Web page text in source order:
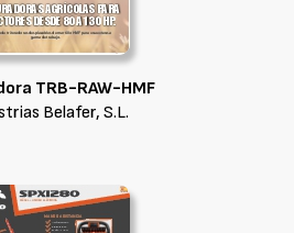
TRB-RAW-HMF
Belafer, S.L.